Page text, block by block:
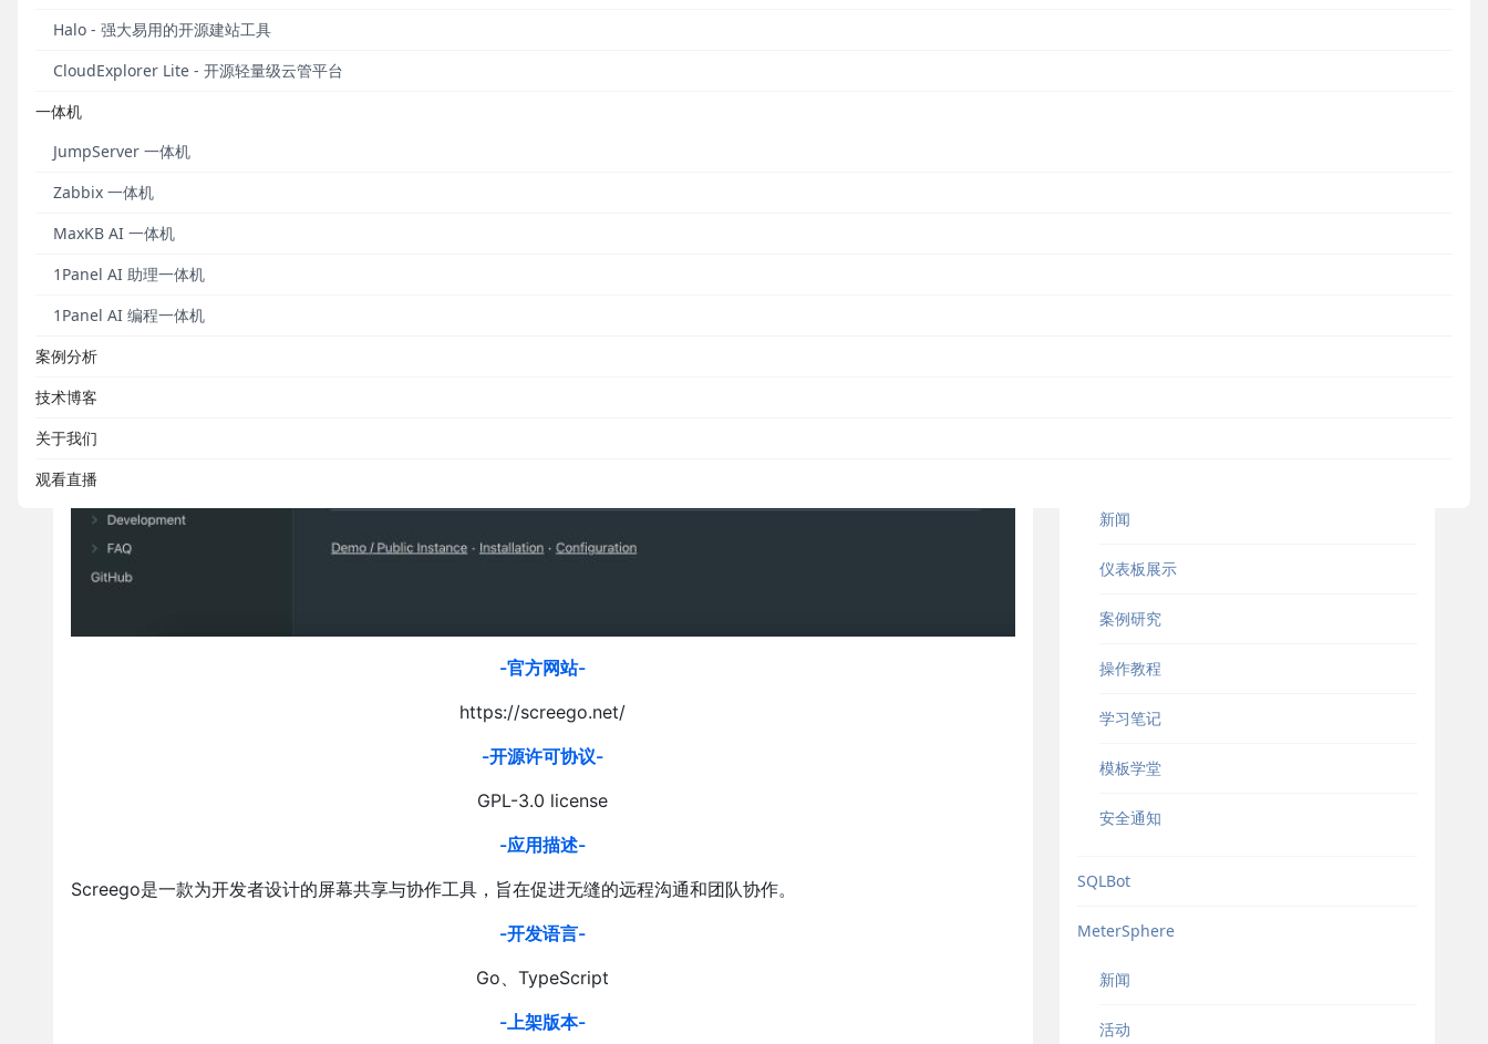
Halo - 强大易用的开源建站工具
CloudExplorer Lite - 开源轻量级云管平台
一体机
JumpServer 一体机
Zabbix 一体机
MaxKB AI 一体机
1Panel AI 助理一体机
1Panel AI 编程一体机
案例分析
技术博客
关于我们
观看直播
-官方网站-
https://screego.net/
-开源许可协议-
GPL-3.0 license
-应用描述-
Screego是一款为开发者设计的屏幕共享与协作工具，旨在促进无缝的远程沟通和团队协作。
-开发语言-
Go、TypeScript
-上架版本-
新闻
仪表板展示
案例研究
操作教程
学习笔记
模板学堂
安全通知
SQLBot
MeterSphere
新闻
活动